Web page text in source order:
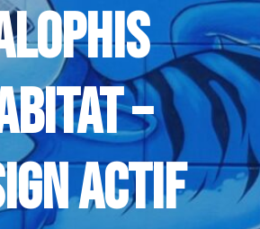
–
ACTIF